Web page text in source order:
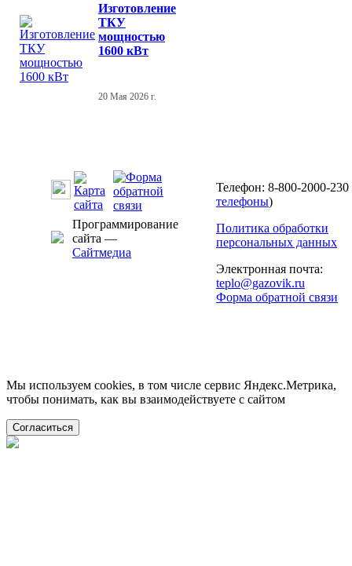
Изготовление
ТКУ
мощностью
1600 кВт
20 Мая 2026 г.
Программирование
сайта —
Сайтмедиа
Телефон: 8-800-2000-230
телефоны)
Политика обработки
персональных данных
Электронная почта:
teplo@gazovik.ru
Форма обратной связи
Мы используем cookies, в том числе сервис Яндекс.Метрика,
чтобы понимать, как вы взаимодействуете с сайтом
Согласиться